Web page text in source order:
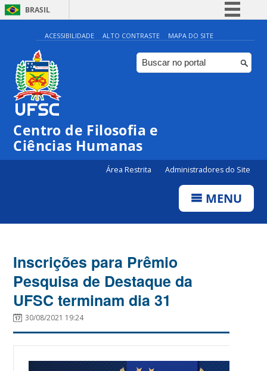
BRASIL
Simplifique!
Comunica BR
Participe
ACESSIBILIDADE ALTO CONTRASTE MAPA DO SITE
Centro de Filosofia e
Ciências Humanas
Área Restrita Administradores do Site
MENU
Inscrições para Prêmio
Pesquisa de Destaque da
UFSC terminam dia 31
30/08/2021 19:24